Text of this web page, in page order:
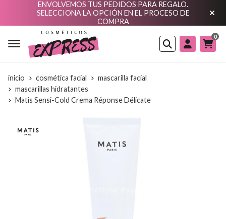
ENVOLVEMOS TUS PEDIDOS PARA REGALO.
SELECCIONA LA OPCIÓN EN EL PROCESO DE
COMPRA
Buscar
0
inicio cosmética facial
mascarilla facial
mascarillas hidratantes
Matis Sensi-Cold Crema Réponse Délicate